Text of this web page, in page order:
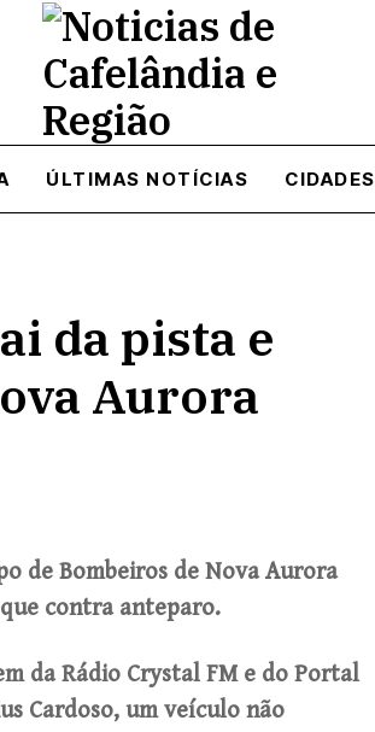
ÚLTIMAS NOTÍCIAS CIDADES
da pista e
Aurora
de Bombeiros de Nova Aurora
contra anteparo.
da Rádio Crystal FM e do Portal
Cardoso, um veículo não